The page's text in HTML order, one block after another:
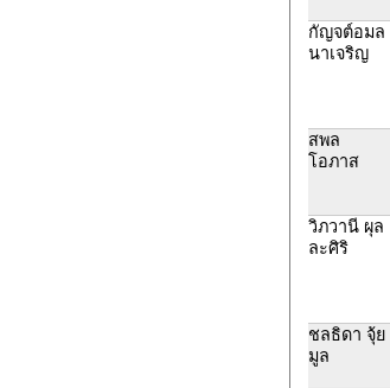
กัญจต์อมล
นาเจริญ
สพล
โอภาส
วิภวานี ผุล
ละศิริ
ชลธิดา จุ้ย
มูล